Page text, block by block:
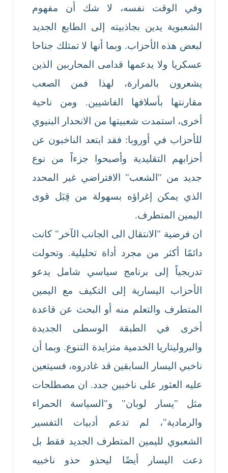
وفي الوقت نفسه، لا شك أن مفهوم
الشعبوية يدين بجاذبيته إلى الطابع الجديد
لبعض هذه الأحزاب. وبما أنها لا تمتلك جناحا
عسكريا ولا يدعمها قدامى المحاربين الذين
يشعرون بالمرارة، لهذا فمن الصعب
مقارنتها بأسلافها الفاشيين. ومن ناحية
أخرى، استمدت شعبيتها من الانحدار البنيوي
للأحزاب في أوروبا: فقد ابتعد الناخبون عن
أحزابهم التقليدية وأصبحوا جزءاً من نوع
جديد من "الشعب" الافتراضي غير المحدد
الذي يمكن إغراؤه بسهولة من قِبَل قوى
اليمين المتطرف.
ان فرضية "الانتقال الى الجانب الآخر" كانت
دائمًا أكثر من مجرد أداة تحليلية. وتحولت
تدريجياً إلى برنامج سياسي شامل يدعو
الأحزاب اليسارية إلى التكيف مع اليمين
المتطرف والتعلم منه أو البحث عن قاعدة
أخرى في الطبقة الوسطى الجديدة
والبروليتاريا الخدمية متزايدة التنوع. وبما أن
ناخبي اليسار السابقين قد غادروه، فسيتعين
عليه العثور على ناخبين جدد. ان مصطلحات
مثل "يسار لوبان" و"السياسة الحمراء
والرمادية"، لم تدعم أدبيات التفسير
الشعبوي لليمين المتطرف الجديد فقط بل
دعت اليسار أيضًا ليحذو حذو ناخبيه